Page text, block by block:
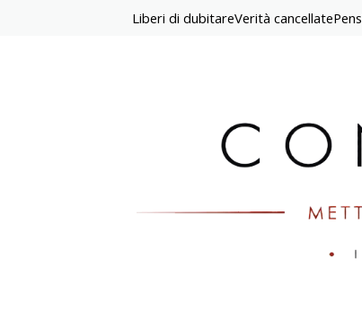
Liberi di dubitareVerità cancellate